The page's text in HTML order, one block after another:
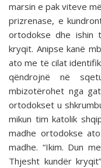
marsin e pak viteve
prizrenase, e
ortodokse dhe ishin
kryqit. Anipse kanë
ato me të cilat
qëndrojnë në
mbizotërohet nga
ortodokset u
mikun tim katolik
madhe ortodokse
madhe. “Ikim. Dun
Thjesht kundër